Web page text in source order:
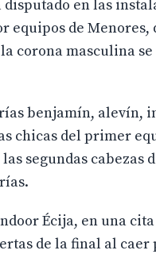
en las
equipos de
corona masculina
benjamín, alevín,
del primer
segundas cabezas
Écija, en una
de la final al